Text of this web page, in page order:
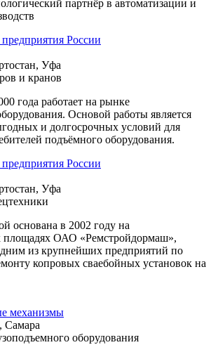
партнёр в автоматизации и
Уфа
и кранов
года работает на рынке
Основой работы является
и долгосрочных условий для
подъёмного оборудования.
Уфа
основана в 2002 году на
площадях ОАО «Ремстройдормаш»,
из крупнейших предприятий по
копровых сваебойных установок на
механизмы
Самара
оборудования